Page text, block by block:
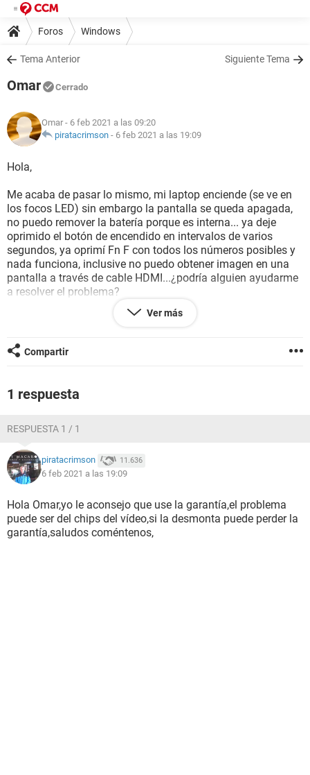
Foros Windows
Tema Anterior Siguiente Tema
Omar Cerrado
Omar - 6 feb 2021 a las 09:20
piratacrimson - 6 feb 2021 a las 19:09
Hola,
Me acaba de pasar lo mismo, mi laptop enciende (se ve en
los focos LED) sin embargo la pantalla se queda apagada,
no puedo remover la batería porque es interna... ya deje
oprimido el botón de encendido en intervalos de varios
segundos, ya oprimí Fn F con todos los números posibles y
nada funciona, inclusive no puedo obtener imagen en una
pantalla a través de cable HDMI...¿podría alguien ayudarme
a resolver el problema?
Mi equipo es una Huawei Matebook D15 con apenas 3
Ver más
Compartir
1 respuesta
RESPUESTA 1 / 1
piratacrimson 11.636
6 feb 2021 a las 19:09
Hola Omar,yo le aconsejo que use la garantía,el problema
puede ser del chips del vídeo,si la desmonta puede perder la
garantía,saludos coméntenos,